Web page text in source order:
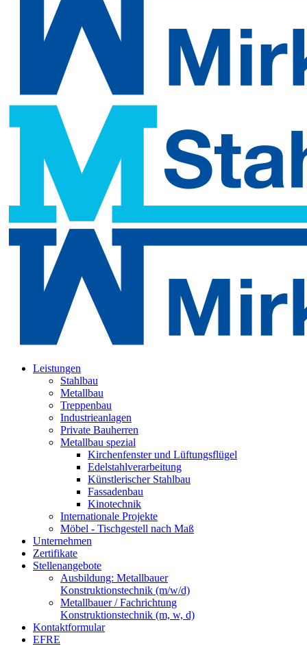
Leistungen
Stahlbau
Metallbau
Treppenbau
Industrieanlagen
Private Bauherren
Metallbau spezial
Kirchenfenster und Lüftungsflügel
Edelstahlverarbeitung
Künstlerischer Stahlbau
Fassadenbau
Kinotechnik
Internationale Projekte
Möbel - Tischgestell nach Maß
Unternehmen
Zertifikate
Stellenangebote
Ausbildung: Metallbauer
Konstruktionstechnik (m/w/d)
Metallbauer / Fachrichtung
Konstruktionstechnik (m, w, d)
Kontaktformular
EFRE